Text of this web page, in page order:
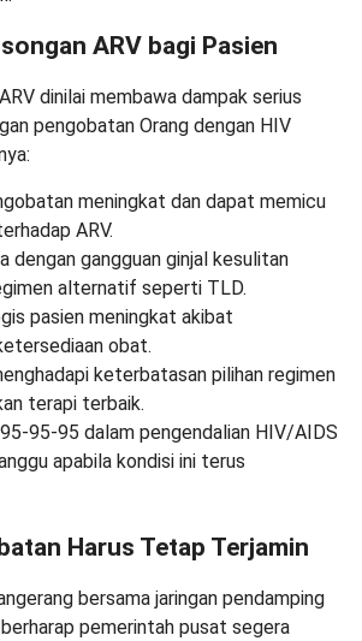
ARV bagi Pasien
dinilai membawa dampak serius
pengobatan Orang dengan HIV
meningkat dan dapat memicu
ARV.
dengan gangguan ginjal kesulitan
alternatif seperti TLD.
pasien meningkat akibat
obat.
keterbatasan pilihan regimen
terapi terbaik.
95-95 dalam pengendalian HIV/AIDS
apabila kondisi ini terus
Harus Tetap Terjamin
bersama jaringan pendamping
pemerintah pusat segera